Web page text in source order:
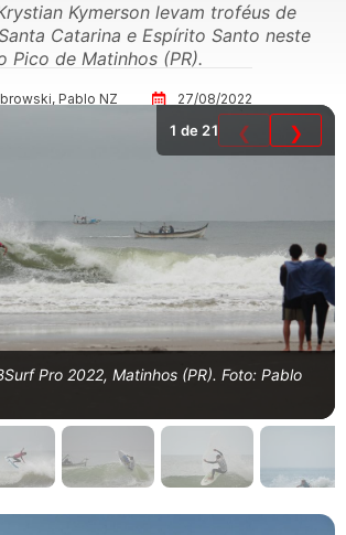
Kymerson levam troféus de
Catarina e Espírito Santo neste
Pico de Matinhos (PR).
Pablo NZ 27/08/2022
Pro 2022, Matinhos (PR). Foto: Pablo
1 de 21 ❮ ❯